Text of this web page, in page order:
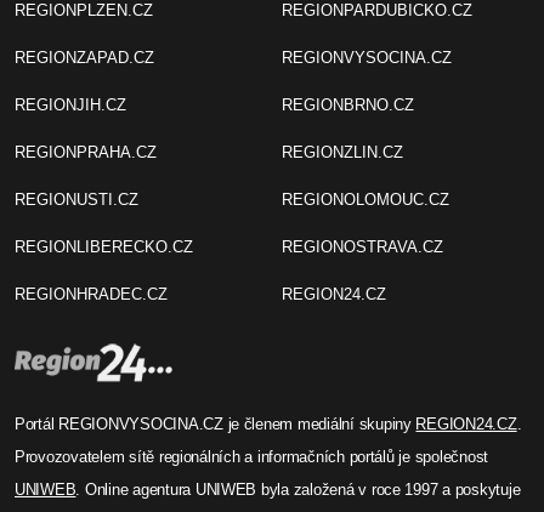
REGIONPLZEN.CZ
REGIONZAPAD.CZ
REGIONJIH.CZ
REGIONPRAHA.CZ
REGIONUSTI.CZ
REGIONLIBERECKO.CZ
REGIONHRADEC.CZ
REGIONPARDUBICKO.CZ
REGIONVYSOCINA.CZ
REGIONBRNO.CZ
REGIONZLIN.CZ
REGIONOLOMOUC.CZ
REGIONOSTRAVA.CZ
REGION24.CZ
Portál REGIONVYSOCINA.CZ je členem mediální skupiny REGION24.CZ.
Provozovatelem sítě regionálních a informačních portálů je společnost
UNIWEB. Online agentura UNIWEB byla založená v roce 1997 a poskytuje